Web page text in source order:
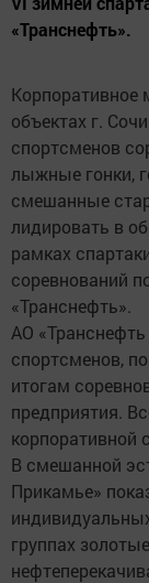
«Транснефть».
Корпоративное
объектах г.
спортсменов
лыжные гонки,
смешанные
лидировать в
рамках
соревнований
«Транснефть».
АО
спортсменов,
итогам
предприятия.
корпоративной
В смешанной
Прикамье»
группах